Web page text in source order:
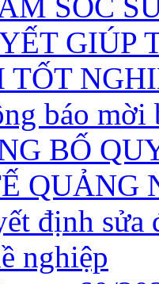
SÓC
GIÚP
TỐT
báo mời
BỐ
QUẢNG
định sửa
nghiệp